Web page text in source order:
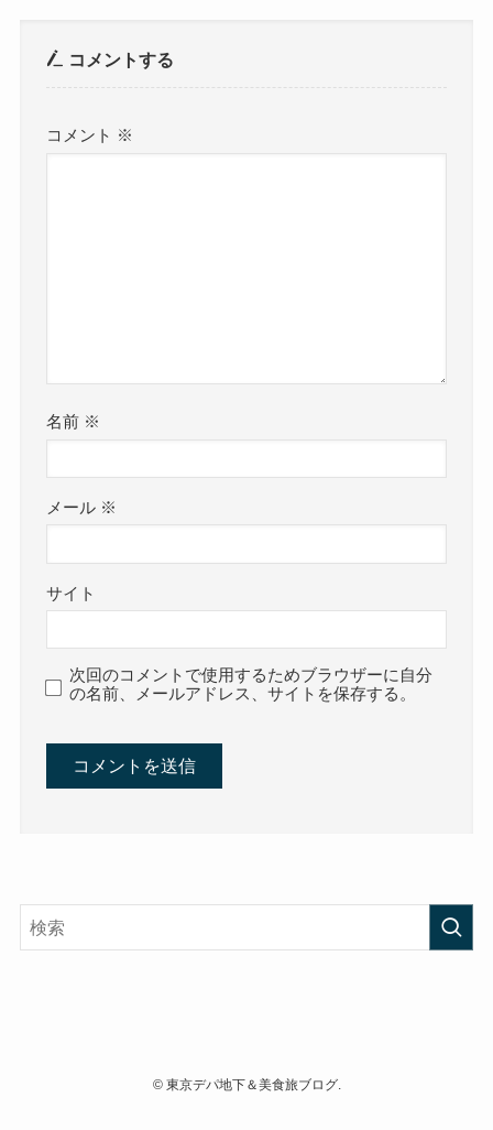
コメントする
コメント ※
名前 ※
メール ※
サイト
次回のコメントで使用するためブラウザーに自分
の名前、メールアドレス、サイトを保存する。
©東京デパ地下＆美食旅ブログ.